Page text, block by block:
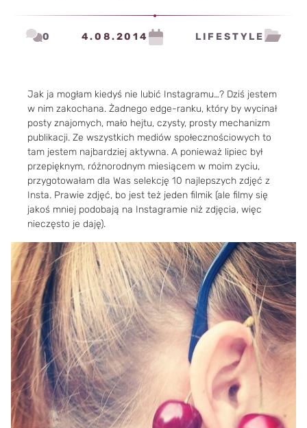
0 4.08.2014 LIFESTYLE
Jak ja mogłam kiedyś nie lubić Instagramu…? Dziś jestem
w nim zakochana. Żadnego edge-ranku, który by wycinał
posty znajomych, mało hejtu, czysty, prosty mechanizm
publikacji. Ze wszystkich mediów społecznościowych to
tam jestem najbardziej aktywna. A ponieważ lipiec był
przepięknym, różnorodnym miesiącem w moim zyciu,
przygotowałam dla Was selekcję 10 najlepszych zdjęć z
Insta. Prawie zdjęć, bo jest też jeden filmik (ale filmy się
jakoś mniej podobają na Instagramie niż zdjęcia, więc
nieczęsto je daję).